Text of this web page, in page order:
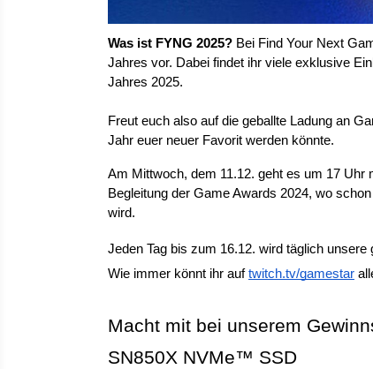
Was ist FYNG 2025? Bei Find Your Next
Jahres vor. Dabei findet ihr viele exklusive
Jahres 2025.
Freut euch also auf die geballte Ladung an
Jahr euer neuer Favorit werden könnte.
Am Mittwoch, dem 11.12. geht es um 17 Uhr
Begleitung der Game Awards 2024, wo
wird.
Jeden Tag bis zum 16.12. wird täglich
Wie immer könnt ihr auf twitch.tv/gamestar
Macht mit bei unserem
SN850X NVMe™ SSD